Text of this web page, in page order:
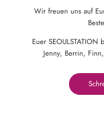
Wir freuen uns auf
Euer
Jenny, Berrin,